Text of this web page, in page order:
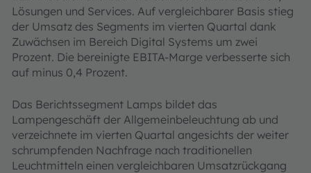
Lösungen und Services. Auf vergleichbarer Basis stieg
der Umsatz des Segments im vierten Quartal dank
Zuwächsen im Bereich Digital Systems um zwei
Prozent. Die bereinigte EBITA-Marge verbesserte sich
auf minus 0,4 Prozent.
Das Berichtssegment Lamps bildet das
Lampengeschäft der Allgemeinbeleuchtung ab und
verzeichnete im vierten Quartal angesichts der weiter
schrumpfenden Nachfrage nach traditionellen
Leuchtmitteln einen vergleichbaren Umsatzrückgang